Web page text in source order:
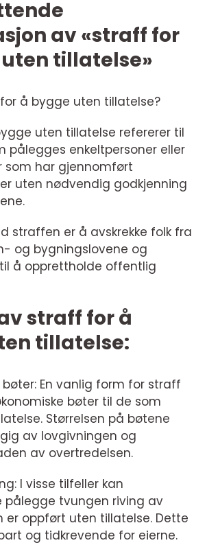
av «straff for
tillatelse»
å bygge uten tillatelse?
uten tillatelse refererer til
pålegges enkeltpersoner eller
som har gjennomført
uten nødvendig godkjenning
straffen er å avskrekke folk fra
og bygningslovene og
å opprettholde offentlig
straff for å
tillatelse:
En vanlig form for straff
bøter til de som
Størrelsen på bøtene
av lovgivningen og
av overtredelsen.
I visse tilfeller kan
pålegge tvungen riving av
er oppført uten tillatelse. Dette
og tidkrevende for eierne.